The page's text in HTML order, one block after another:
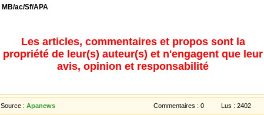
MB/ac/Sf/APA
Les articles, commentaires et propos sont la
propriété de leur(s) auteur(s) et n'engagent que leur
avis, opinion et responsabilité
Source : Apanews Commentaires : 0 Lus : 2402